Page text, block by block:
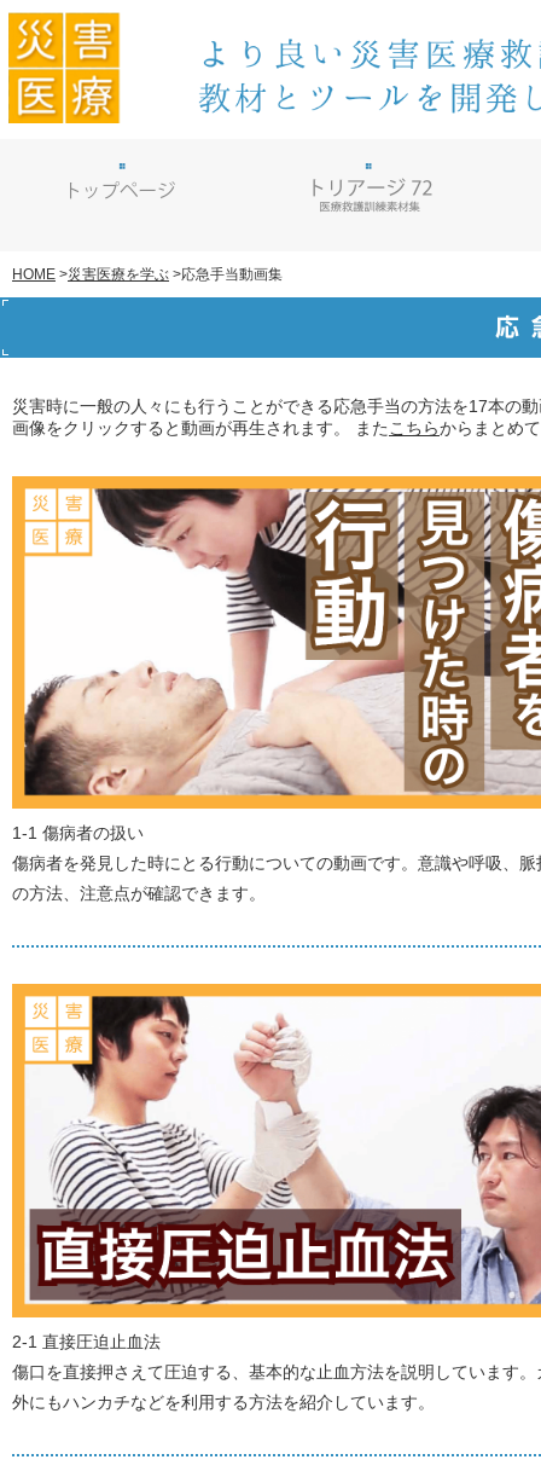
HOME >災害医療を学ぶ >応急手当動画集
災害時に一般の人々にも行うことができる応急手当の方法を17本の
画像をクリックすると動画が再生されます。 また こちらからまとめ
1-1 傷病者の扱い
傷病者を発見した時にとる行動についての動画です。意識や呼吸、脈
の方法、注意点が確認できます。
2-1 直接圧迫止血法
傷口を直接押さえて圧迫する、基本的な止血方法を説明しています。
外にもハンカチなどを利用する方法を紹介しています。